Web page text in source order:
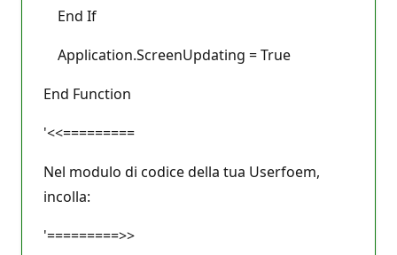
End If
Application.ScreenUpdating = True
End Function
'<<=========
Nel modulo di codice della tua Userfoem,
incolla:
'=========>>